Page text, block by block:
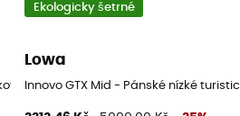
boty
Ekologicky šetrné
Lowa
Innovo GTX Mid - Pánské nízké